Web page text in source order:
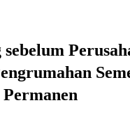
sebelum